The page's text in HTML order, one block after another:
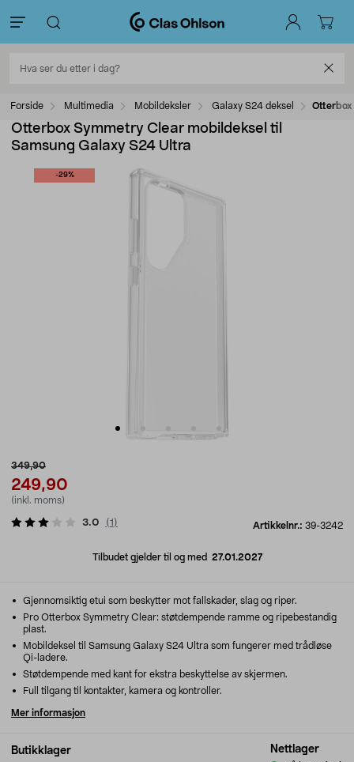
Forside Multimedia Mobildeksler Galaxy S24 deksel Otterbox
Otterbox Symmetry Clear mobildeksel til
Samsung Galaxy S24 Ultra
-29%
349,90
249,90
(inkl. moms)
Artikkelnr.: 39-3242
3.0 (1 )
Tilbudet gjelder til og med 27.01.2027
Butikklager Nettlager
Gjennomsiktig etui som beskytter mot fallskader, slag og riper.
Pro Otterbox Symmetry Clear: støtdempende ramme og ripebestandig
plast.
Mobildeksel til Samsung Galaxy S24 Ultra som fungerer med trådløse
Qi-ladere.
Støtdempende med kant for ekstra beskyttelse av skjermen.
Full tilgang til kontakter, kamera og kontroller.
Mer informasjon